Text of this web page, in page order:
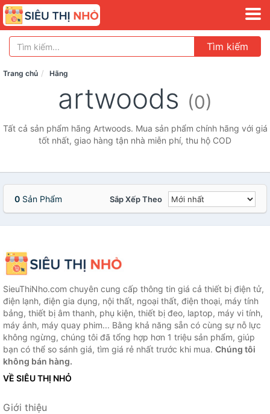
Tìm kiếm
Trang chủ Hãng
artwoods (0)
Tất cả sản phẩm hãng Artwoods. Mua sản phẩm chính hãng với giá
tốt nhất, giao hàng tận nhà miễn phí, thu hộ COD
0 Sản Phẩm Sắp Xếp Theo
SieuThiNho.com chuyên cung cấp thông tin giá cả thiết bị điện tử,
điện lạnh, điện gia dụng, nội thất, ngoại thất, điện thoại, máy tính
bảng, thiết bị âm thanh, phụ kiện, thiết bị đeo, laptop, máy vi tính,
máy ảnh, máy quay phim... Bằng khả năng sẵn có cùng sự nỗ lực
không ngừng, chúng tôi đã tổng hợp hơn 1 triệu sản phẩm, giúp
bạn có thể so sánh giá, tìm giá rẻ nhất trước khi mua. Chúng tôi
không bán hàng.
VỀ SIÊU THỊ NHỎ
Giới thiệu